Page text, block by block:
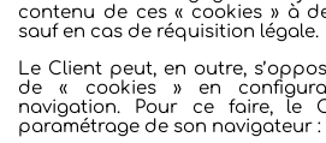
contenu de ces « cookies » à
sauf en cas de réquisition légale.
Le Client peut, en outre,
de « cookies » en
navigation. Pour ce faire, le
paramétrage de son navigateur :